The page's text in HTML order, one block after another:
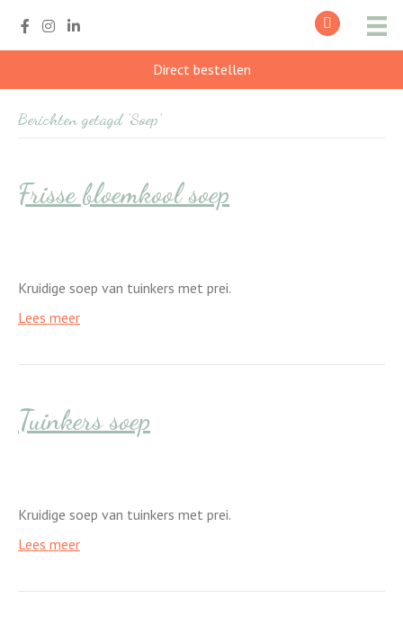
Direct bestellen
Berichten getagd ‘Soep’
Frisse bloemkool soep
Kruidige soep van tuinkers met prei.
Lees meer
Tuinkers soep
Kruidige soep van tuinkers met prei.
Lees meer